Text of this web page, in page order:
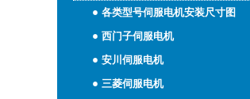
各类型号伺服电机安装尺寸图
西门子伺服电机
安川伺服电机
三菱伺服电机